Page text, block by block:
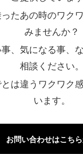
たあの時のワク
みませんか？
、気になる事、
相談ください。
は違うワクワク
います。
お問い合わせはこち